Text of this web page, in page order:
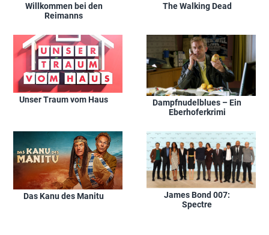
Willkommen bei den
Reimanns
The Walking Dead
Unser Traum vom Haus
Dampfnudelblues – Ein
Eberhoferkrimi
Das Kanu des Manitu
James Bond 007:
Spectre